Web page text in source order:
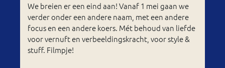
We breien er een eind aan! Vanaf 1 mei gaan we
verder onder een andere naam, met een andere
focus en een andere koers. Mét behoud van liefde
voor vernuft en verbeeldingskracht, voor style &
stuff. Filmpje!